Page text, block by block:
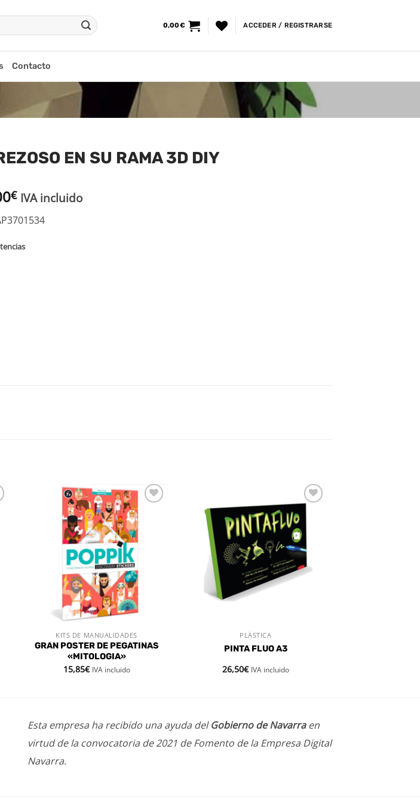
0,00€ ACCEDER / REGISTRARSE
Contacto
EN SU RAMA 3D DIY
€ IVA incluido
lista de
VISTA RÁPIDA
KITS DE MANUALIDADES
GRAN POSTER DE PEGATINAS
«MITOLOGIA»
15,85€ IVA incluido
lista de
deseos
VISTA RÁPIDA
PLÁSTICA
PINTA FLUO A3
26,50€ IVA incluido
Esta empresa ha recibido una ayuda delGobierno de Navarraen
virtud de la convocatoria de 2021 de Fomento de la Empresa Digital
Navarra.